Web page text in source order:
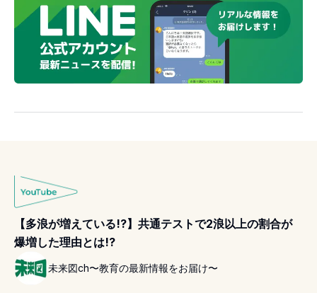
【多浪が増えている!?】共通テストで2浪以上の割合が
爆増した理由とは!?
未来図ch〜教育の最新情報をお届け〜